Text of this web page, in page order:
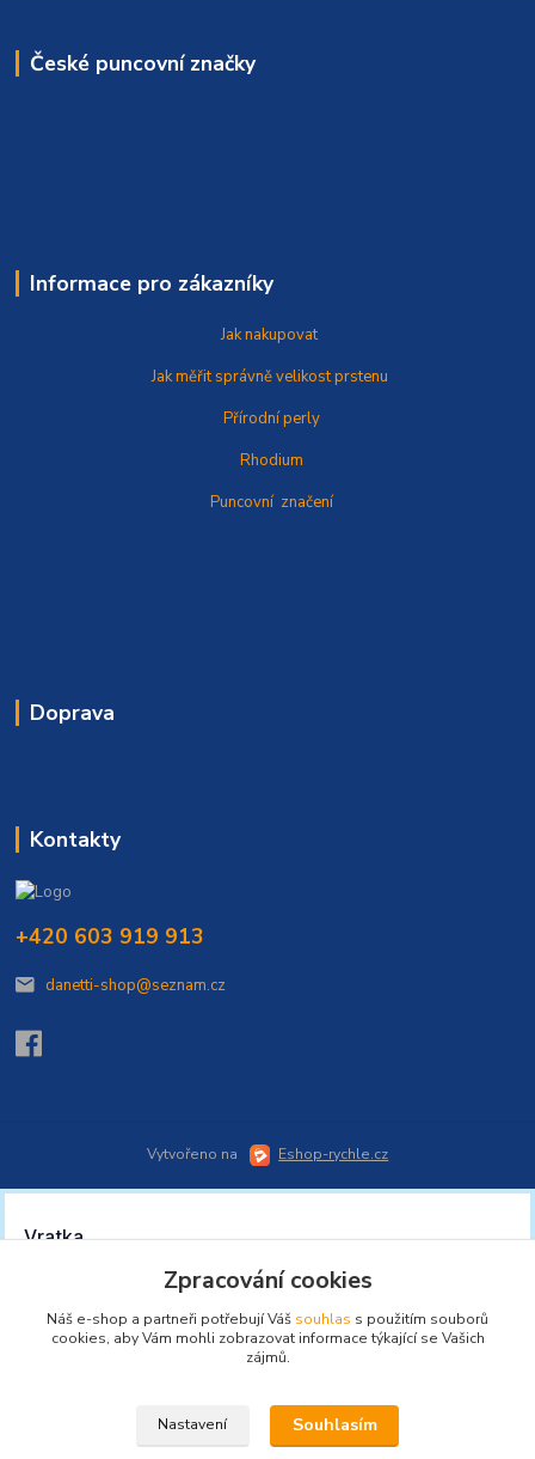
České puncovní značky
Informace pro zákazníky
Jak nakupovat
Jak měřit správněvelikost prstenu
Přírodní perly
Rhodium
Puncovní značení
Doprava
Kontakty
+420 603 919 913
danetti-shop@seznam.cz
Vytvořeno na Eshop-rychle.cz
Zpracování cookies
Náš e-shop a partneři potřebují Váš souhlas s použitím souborů
cookies, aby Vám mohli zobrazovat informace týkající se Vašich
zájmů.
Nastavení Souhlasím